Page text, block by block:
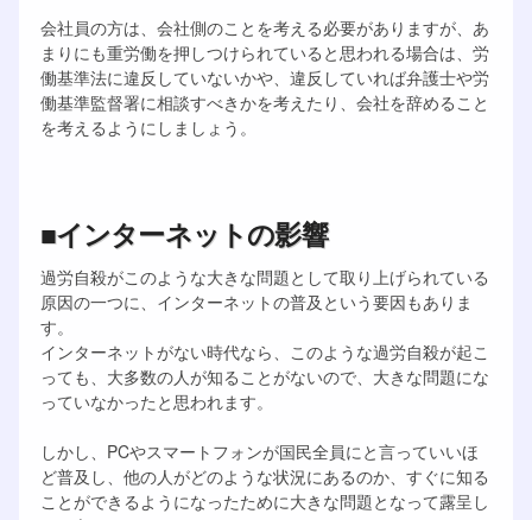
会社員の方は、会社側のことを考える必要がありますが、あ
まりにも重労働を押しつけられていると思われる場合は、労
働基準法に違反していないかや、違反していれば弁護士や労
働基準監督署に相談すべきかを考えたり、会社を辞めること
を考えるようにしましょう。
■インターネットの影響
過労自殺がこのような大きな問題として取り上げられている
原因の一つに、インターネットの普及という要因もありま
す。
インターネットがない時代なら、このような過労自殺が起こ
っても、大多数の人が知ることがないので、大きな問題にな
っていなかったと思われます。
しかし、PCやスマートフォンが国民全員にと言っていいほ
ど普及し、他の人がどのような状況にあるのか、すぐに知る
ことができるようになったために大きな問題となって露呈し